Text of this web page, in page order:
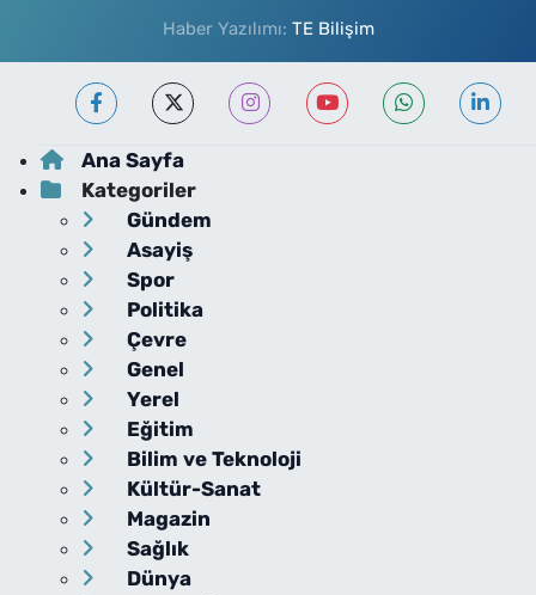
Haber Yazılımı: TE Bilişim
Ana Sayfa
Kategoriler
Gündem
Asayiş
Spor
Politika
Çevre
Genel
Yerel
Eğitim
Bilim ve Teknoloji
Kültür-Sanat
Magazin
Sağlık
Dünya